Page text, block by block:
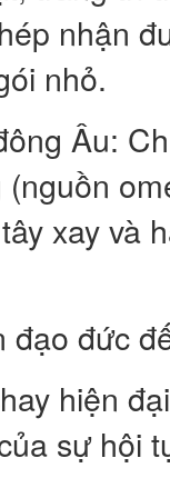
nhận
nhỏ.
Âu:
(nguồn
xay và
đạo đức
hiện
sự hội